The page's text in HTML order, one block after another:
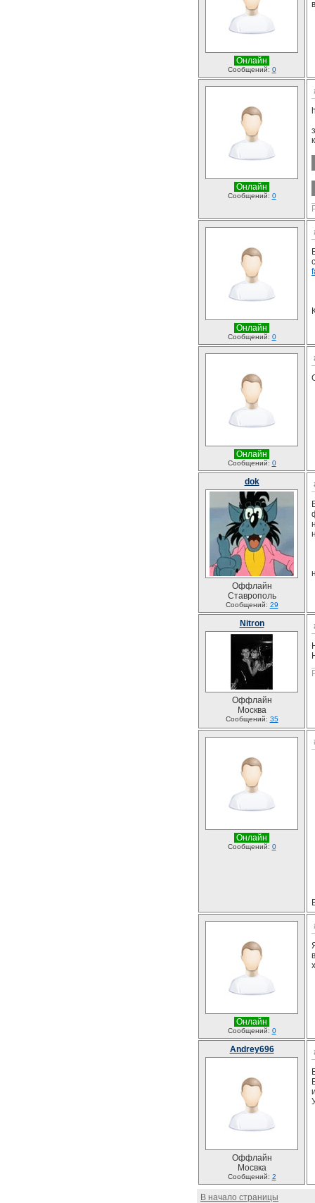
Онлайн
Сообщений: 0
Онлайн
Сообщений: 0
Онлайн
Сообщений: 0
Онлайн
Сообщений: 0
dok
Оффлайн
Ставрополь
Сообщений: 29
Nitron
Оффлайн
Москва
Сообщений: 35
Онлайн
Сообщений: 0
Онлайн
Сообщений: 0
Andrey696
Оффлайн
Мосвка
Сообщений: 2
В начало страницы